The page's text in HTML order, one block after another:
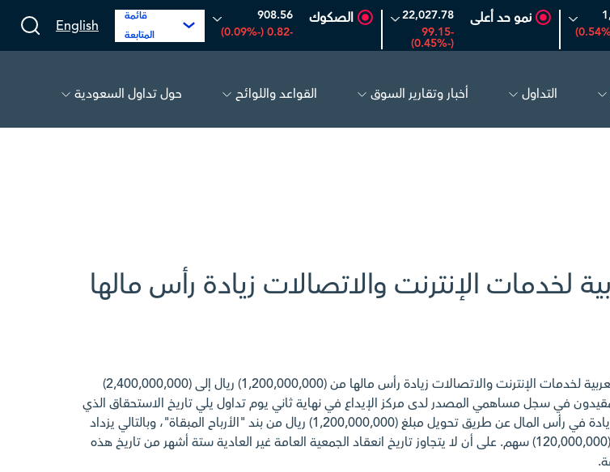
نمو حد أعلى
22,027.78
-99.15
(-0.45%)
الصكوك
908.56
-0.82 (-0.09%)
قائمة
المتابعة
English
التداول أخبار وتقارير السوق القواعد واللوائح حول تداول السعودية
لخدمات الإنترنت والاتصالات زيادة رأس مالها
تعلن هيئة السوق المالية صدور قرارها المتضمن الموافقة على طلب الشركة العربية لخدمات الإنترنت والاتصالات زيادة رأس مالها من (1,200,000,000) ريال إلى (2,400,000,000)
قائم يملكه المساهمون المقيدون في سجل مساهمي المصدر لدى مركز الإيداع في نهاية ثاني يوم تداول يلي تاريخ الاستحقاق الذي
سوف يحدد مجلس إدارة الشركة تاريخه في وقت لاحق، على أن تسدد قيمة الزيادة في رأس المال عن طريق تحويل مبلغ (1,200,000,000) ريال من بند "الأرباح المبقاة"، وبالتالي يزداد
عدد الأسهم من (120,000,000) سهم إلى (240,000,000) سهم، بزيادة قدرها (120,000,000) سهم. على أن لا يتجاوز تاريخ انعقاد الجمعية العامة غير العادية ستة أشهر من تاريخ هذه